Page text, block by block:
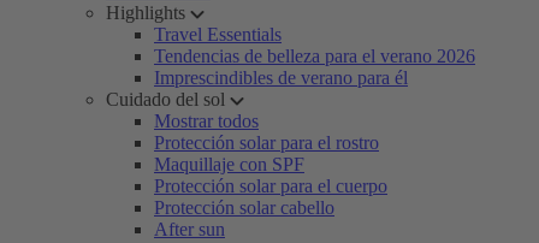
Highlights
Travel Essentials
Tendencias de belleza para el verano 2026
Imprescindibles de verano para él
Cuidado del sol
Mostrar todos
Protección solar para el rostro
Maquillaje con SPF
Protección solar para el cuerpo
Protección solar cabello
After sun